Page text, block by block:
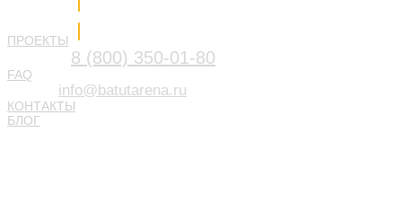
ПРОЕКТЫ
8 (800) 350-01-80
FAQ
info@batutarena.ru
КОНТАКТЫ
БЛОГ